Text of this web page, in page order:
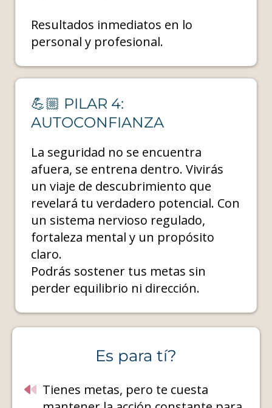
Resultados inmediatos en lo
personal y profesional.
💪🏼 PILAR 4:
AUTOCONFIANZA
La seguridad no se encuentra
afuera, se entrena dentro. Vivirás
un viaje de descubrimiento que
revelará tu verdadero potencial. Con
un sistema nervioso regulado,
fortaleza mental y un propósito
claro.
Podrás sostener tus metas sin
perder equilibrio ni dirección.
Es para tí?
Tienes metas, pero te cuesta